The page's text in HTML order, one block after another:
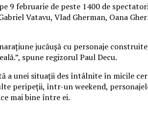
9 februarie de peste 1400 de
Vatavu, Vlad Gherman, Oana
jucăușă cu personaje
spune regizorul Paul Decu.
a unei situații des întâlnite în micile
peripeții, într-un weekend,
mai bine între ei.